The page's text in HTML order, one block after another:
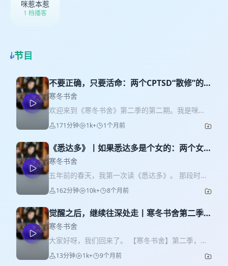
咪惹本惹
1 档播客
节目
不要正确，只要活命：两个CPTSD“散修”的荒
野求生
寒冬书舍
欢迎来到《寒冬书舍》第二季的第二期。我是咪
惹。 三个月前，出版社把一本名为《不原谅也没关
系》的书推给我。坦白讲，当时看到这个稍显八点
天，在读者的推荐下无意间打开它，我才惊觉这是
一本论文级别、厚重如字典的“疗愈圣经”。它拆解了
一个或许在中式家庭、在当代职场中极为庞大却极
少被精准诊断的群体——CPTSD（复杂性创伤后应
激障碍）。 我常常觉得，创伤就像是灵魂深处遭遇
或情感漠视后，我们的灵魂中央可能还勉强抗造，
但边缘早已在硝烟中碎成了破碗。 这一期，我非常
荣幸地邀请到了中文互联网上在CPTSD话题下极具
洞察的“散修”老病友、也是大家非常熟悉的意见领袖
——五斗。 我们相差11岁。这是一个“中登”与“青登”
171分钟 1k+ 1个月前
《悉达多》丨如果悉达多是个女的：两个女的
聊《悉达多》
寒冬书舍
五年前的春天，我第一次读《悉达多》。 那段时
间，我的生活一团糟——经常在凌晨四点醒来，心
跳得厉害，冷静不下来。 彼时我们团队一个濒临失
的命运反差抓住，开始渴望一种更高的智慧—— 一
种能穿越得失、爱恨、悲欢与周期的智慧。 就在那
时，我遇到了《悉达多》。 上周，我和认识二十七
年的朋友 Sky， 在机场旁的一家酒店房间里，聊了
三个小时七分钟—— 我们谈〈悉达多〉，也谈自
162分钟 10k+ 8个月前
觉醒之后，继续往深处走丨寒冬书舍第二季发
刊词
寒冬书舍
大家好呀，我们回来了。 【寒冬书舍】第二季，正
式启程。 第一季，我们在觉醒中重建人生； 这一
季，我想带你一起，往深处走—— 回到经典，回到
13分钟 1k+ 9个月前